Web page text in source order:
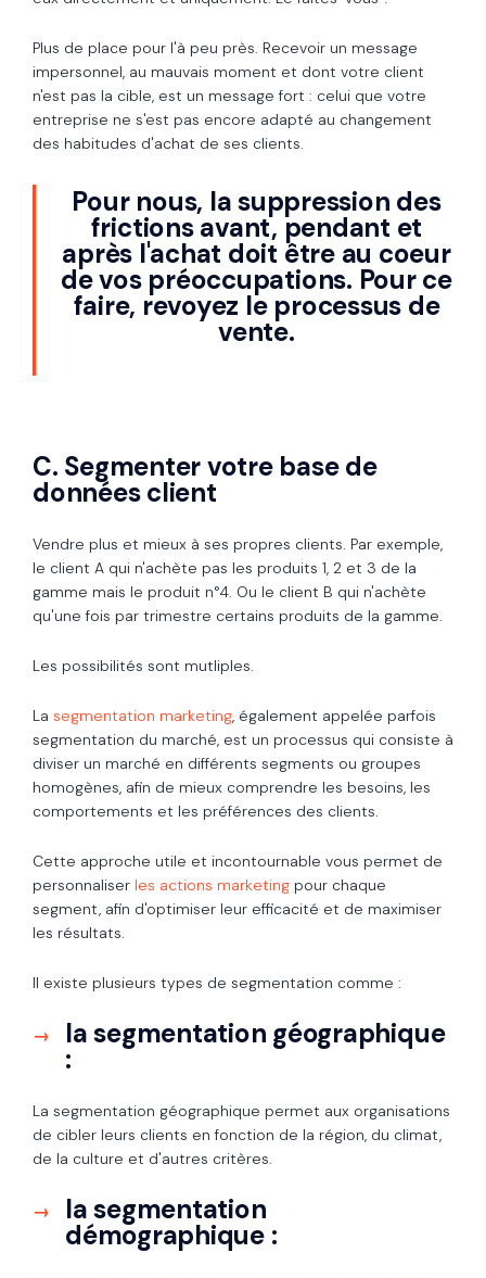
Plus de place pour l'à peu près. Recevoir un message
impersonnel, au mauvais moment et dont votre client
n'est pas la cible, est un message fort : celui que votre
entreprise ne s'est pas encore adapté au changement
des habitudes d'achat de ses clients.
Pour nous, la suppression des
frictions avant, pendant et
après l'achat doit être au coeur
de vos préoccupations. Pour ce
faire, revoyez le processus de
vente.
C. Segmenter votre base de
données client
Vendre plus et mieux à ses propres clients. Par exemple,
le client A qui n'achète pas les produits 1, 2 et 3 de la
gamme mais le produit n°4. Ou le client B qui n'achète
qu'une fois par trimestre certains produits de la gamme.
Les possibilités sont mutliples.
La segmentation marketing, également appelée parfois
segmentation du marché, est un processus qui consiste à
diviser un marché en différents segments ou groupes
homogènes, afin de mieux comprendre les besoins, les
comportements et les préférences des clients.
Cette approche utile et incontournable vous permet de
personnaliser les actions marketing pour chaque
segment, afin d'optimiser leur efficacité et de maximiser
les résultats.
Il existe plusieurs types de segmentation comme :
la segmentation géographique
:
La segmentation géographique permet aux organisations
de cibler leurs clients en fonction de la région, du climat,
de la culture et d'autres critères.
la segmentation
démographique :